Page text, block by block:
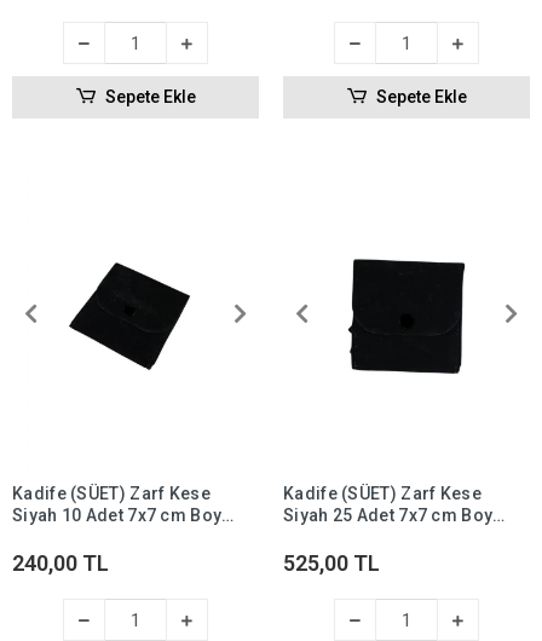
Sepete Ekle Sepete Ekle
Kadife (SÜET) Zarf Kese
Siyah 10 Adet 7x7 cm Boy
240,00 TL
Kadife (SÜET) Zarf Kese
Siyah 25 Adet 7x7 cm Boy
525,00 TL